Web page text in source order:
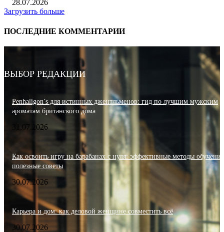
28.07.2026
Загрузить больше
ПОСЛЕДНИЕ КОММЕНТАРИИ
ВЫБОР РЕДАКЦИИ
Penhaligon’s для истинных джентльменов: гид по лучшим мужским
ароматам британского дома
31.07.2026
Как освоить игру на барабанах с нуля: эффективные методы
полезные советы
30.07.2026
Карьера и дом: как деловой женщине совместить всё
30.07.2026